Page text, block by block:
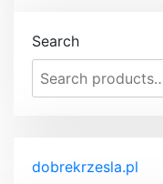
Search
dobrekrzesla.pl